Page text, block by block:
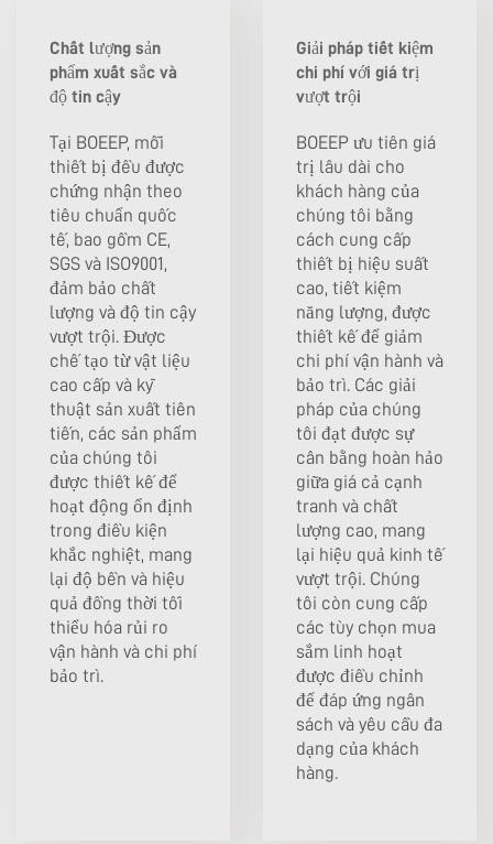
Chất lượng sản
phẩm xuất sắc và
độ tin cậy
Tại BOEEP, mỗi
thiết bị đều được
chứng nhận theo
tiêu chuẩn quốc
tế, bao gồm CE,
SGS và ISO9001,
đảm bảo chất
lượng và độ tin cậy
vượt trội. Được
chế tạo từ vật liệu
cao cấp và kỹ
thuật sản xuất tiên
tiến, các sản phẩm
của chúng tôi
được thiết kế để
hoạt động ổn định
trong điều kiện
khắc nghiệt, mang
lại độ bền và hiệu
quả đồng thời tối
thiểu hóa rủi ro
vận hành và chi phí
bảo trì.
Giải pháp tiết kiệm
chi phí với giá trị
vượt trội
BOEEP ưu tiên giá
trị lâu dài cho
khách hàng của
chúng tôi bằng
cách cung cấp
thiết bị hiệu suất
cao, tiết kiệm
năng lượng, được
thiết kế để giảm
chi phí vận hành và
bảo trì. Các giải
pháp của chúng
tôi đạt được sự
cân bằng hoàn hảo
giữa giá cả cạnh
tranh và chất
lượng cao, mang
lại hiệu quả kinh tế
vượt trội. Chúng
tôi còn cung cấp
các tùy chọn mua
sắm linh hoạt
được điều chỉnh
để đáp ứng ngân
sách và yêu cầu đa
dạng của khách
hàng.